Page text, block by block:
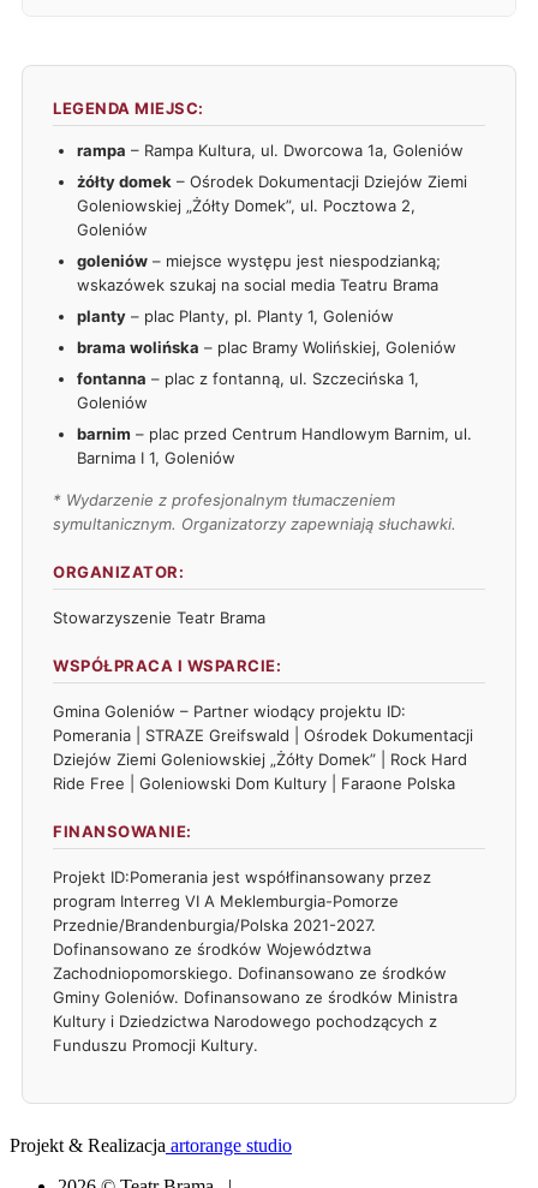
LEGENDA MIEJSC:
rampa – Rampa Kultura, ul. Dworcowa 1a, Goleniów
żółty domek – Ośrodek Dokumentacji Dziejów Ziemi
Goleniowskiej „Żółty Domek”, ul. Pocztowa 2,
Goleniów
goleniów – miejsce występu jest niespodzianką;
wskazówek szukaj na social media Teatru Brama
planty – plac Planty, pl. Planty 1, Goleniów
brama wolińska – plac Bramy Wolińskiej, Goleniów
fontanna – plac z fontanną, ul. Szczecińska 1,
Goleniów
barnim – plac przed Centrum Handlowym Barnim, ul.
Barnima I 1, Goleniów
* Wydarzenie z profesjonalnym tłumaczeniem
symultanicznym. Organizatorzy zapewniają słuchawki.
ORGANIZATOR:
Stowarzyszenie Teatr Brama
WSPÓŁPRACA I WSPARCIE:
Gmina Goleniów – Partner wiodący projektu ID:
Pomerania | STRAZE Greifswald | Ośrodek Dokumentacji
Dziejów Ziemi Goleniowskiej „Żółty Domek” | Rock Hard
Ride Free | Goleniowski Dom Kultury | Faraone Polska
FINANSOWANIE:
Projekt ID:Pomerania jest współfinansowany przez
program Interreg VI A Meklemburgia-Pomorze
Przednie/Brandenburgia/Polska 2021-2027.
Dofinansowano ze środków Województwa
Zachodniopomorskiego. Dofinansowano ze środków
Gminy Goleniów. Dofinansowano ze środków Ministra
Kultury i Dziedzictwa Narodowego pochodzących z
Funduszu Promocji Kultury.
Projekt & Realizacja artorange studio